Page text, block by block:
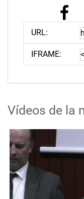
URL:
IFRAME:
Vídeos de la